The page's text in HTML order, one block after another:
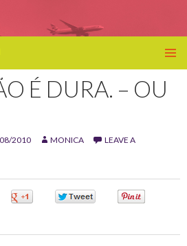
É DURA. – OU
2010 MONICA
LEAVE A